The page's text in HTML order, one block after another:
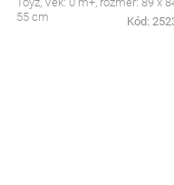
55 cm
Kód: